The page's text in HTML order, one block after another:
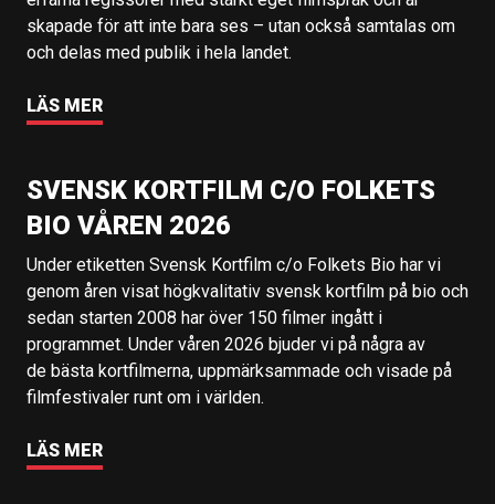
skapade för att inte bara ses – utan också samtalas om
och delas med publik i hela landet.
LÄS MER
SVENSK KORTFILM C/O FOLKETS
BIO VÅREN 2026
Under etiketten Svensk Kortfilm c/o Folkets Bio har vi
genom åren visat högkvalitativ svensk kortfilm på bio och
sedan starten 2008 har över 150 filmer ingått i
programmet. Under våren 2026 bjuder vi på några av
de bästa kortfilmerna, uppmärksammade och visade på
filmfestivaler runt om i världen.
LÄS MER